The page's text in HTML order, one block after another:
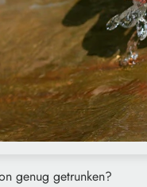
genug getrunken?